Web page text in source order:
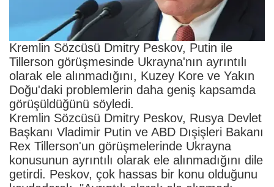
Kremlin Sözcüsü Dmitry Peskov, Putin ile
Tillerson görüşmesinde Ukrayna'nın ayrıntılı
olarak ele alınmadığını, Kuzey Kore ve Yakın
Doğu'daki problemlerin daha geniş kapsamda
görüşüldüğünü söyledi.
Kremlin Sözcüsü Dmitry Peskov, Rusya Devlet
Başkanı Vladimir Putin ve ABD Dışişleri Bakanı
Rex Tillerson'un görüşmelerinde Ukrayna
konusunun ayrıntılı olarak ele alınmadığını dile
getirdi. Peskov, çok hassas bir konu olduğunu